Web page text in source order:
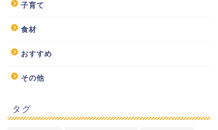
子育て
食材
おすすめ
その他
タグ